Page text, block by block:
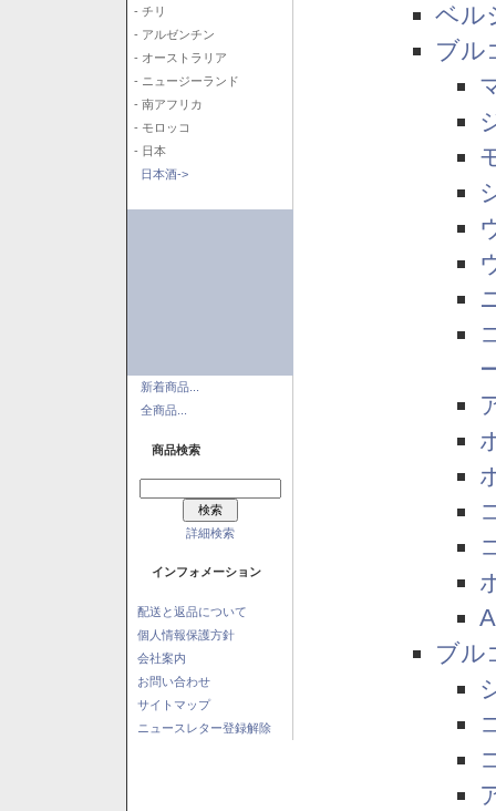
- チリ
- アルゼンチン
- オーストラリア
- ニュージーランド
- 南アフリカ
- モロッコ
- 日本
日本酒->
新着商品...
全商品...
商品検索
詳細検索
インフォメーション
配送と返品について
個人情報保護方針
会社案内
お問い合わせ
サイトマップ
ニュースレター登録解除
ベル
ブル
ブル